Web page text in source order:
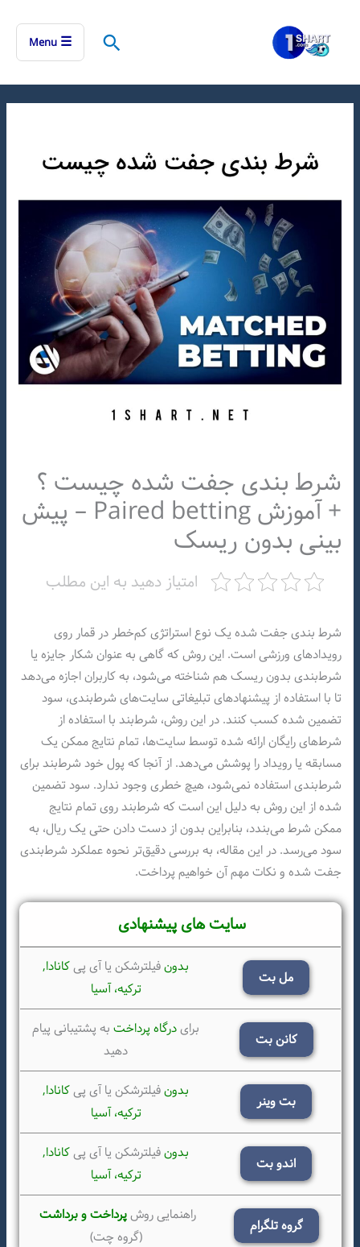
جستجو☰
Menu
شرط بندی جفت شده چیست ؟
+ آموزش Paired betting – پیش
بینی بدون ریسک
امتیاز دهید به این مطلب
شرط بندی جفت شده یک نوع استراتژی کم‌خطر در قمار روی
رویدادهای ورزشی است. این روش که گاهی به عنوان شکار جایزه یا
شرط‌بندی بدون ریسک هم شناخته می‌شود، به کاربران اجازه می‌دهد
تا با استفاده از پیشنهادهای تبلیغاتی سایت‌های شرط‌بندی، سود
تضمین شده کسب کنند. در این روش، شرط‌بند با استفاده از
شرط‌های رایگان ارائه شده توسط سایت‌ها، تمام نتایج ممکن یک
مسابقه یا رویداد را پوشش می‌دهد. از آنجا که پول خود شرط‌بند برای
شرط‌بندی استفاده نمی‌شود، هیچ خطری وجود ندارد. سود تضمین
شده از این روش به دلیل این است که شرط‌بند روی تمام نتایج
ممکن شرط می‌بندد، بنابراین بدون از دست دادن حتی یک ریال، به
سود می‌رسد. در این مقاله، به بررسی دقیق‌تر نحوه عملکرد شرط‌بندی
جفت شده و نکات مهم آن خواهیم پرداخت.
سایت های پیشنهادی
مل بت
بدونفیلترشکن یا آی پیکانادا,
ترکیه، آسیا
کانن بت
برایدرگاه پرداختبه پشتیبانی پیام
دهید
بت وینر
بدونفیلترشکن یا آی پیکانادا,
ترکیه، آسیا
اندو بت
بدونفیلترشکن یا آی پیکانادا,
ترکیه، آسیا
گروه تلگرام
راهنمایی روشپرداخت و برداشت
(گروه چت)